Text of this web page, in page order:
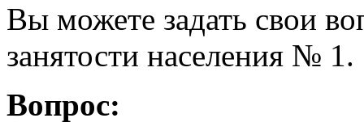
Вы можете задать свои
занятости населения № 1.
Вопрос: